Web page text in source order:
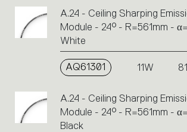
A.24 - Ceiling Sharping
Module - 24° - R=561mm -
White
AQ61301 11W
A.24 - Ceiling Sharping
Module - 24° - R=561mm -
Black